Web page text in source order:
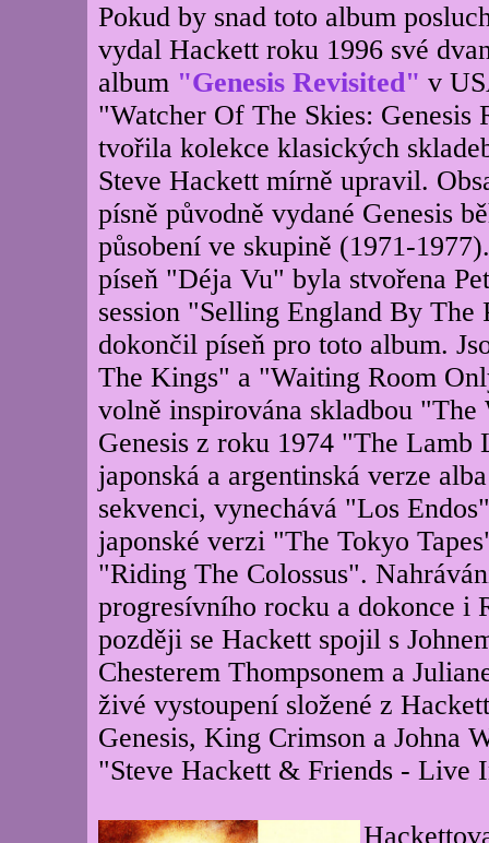
Pokud by snad toto album
vydal Hackett roku 1996 své
album "Genesis Revisited" v
"Watcher Of The Skies: Genesis
tvořila kolekce klasických
Steve Hackett mírně upravil.
písně původně vydané Genesis
působení ve skupině (1971-
píseň "Déja Vu" byla stvořena
session "Selling England By The
dokončil píseň pro toto album.
The Kings" a "Waiting Room
volně inspirována skladbou
Genesis z roku 1974 "The
japonská a argentinská verze
sekvenci, vynechává "Los
japonské verzi "The Tokyo
"Riding The Colossus".
progresívního rocku a dokonce i
později se Hackett spojil s
Chesterem Thompsonem a
živé vystoupení složené z
Genesis, King Crimson a Johna
"Steve Hackett & Friends - Live